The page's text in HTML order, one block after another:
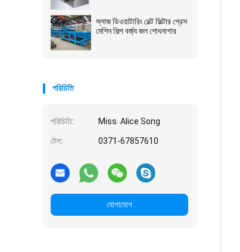
স্লাজ ডিওয়াটারিং বেল্ট ফিল্টার প্রেস
মেশিন শিল্প বর্জ্য জল শোধনাগার
পরিচিতি
পরিচিতি: Miss. Alice Song
টেল: 0371-67857610
যোগাযোগ